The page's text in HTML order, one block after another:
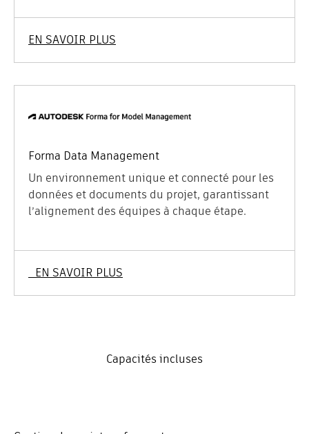
EN SAVOIR PLUS
Forma Data Management
Un environnement unique et connecté pour les
données et documents du projet, garantissant
l’alignement des équipes à chaque étape.
EN SAVOIR PLUS
Capacités incluses